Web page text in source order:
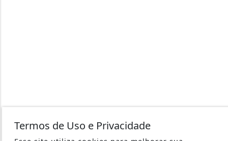
Termos de Uso e Privacidade